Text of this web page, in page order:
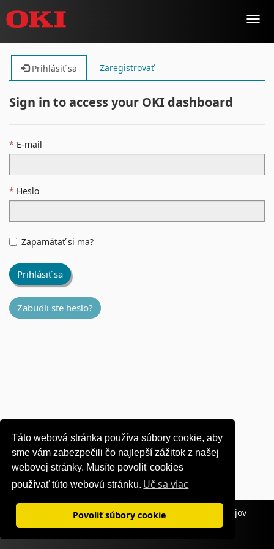
Táto webová stránka používa súbory cookie, aby
sme vám zabezpečili čo najlepší zážitok z našej
webovej stránky. Musíte povoliť cookies
používať túto webovú stránku. Uč sa viac
Povoliť súbory cookie
Prihlásiť sa Zaregistrovať
Sign in to access your OKI dashboard
E-mail
Heslo
Zapamätať si ma?
Prihlásiť sa
Zabudli ste heslo?
Podmienky používania|Zásady ochrany osobných údajov
©1995-2026 OKI Europe Ltd. Všetky práva vyhradené.